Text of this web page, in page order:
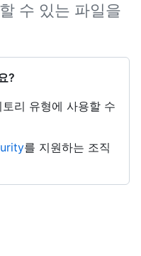
수 있는 파일을
?
리 유형에 사용할 수
를 지원하는 조직